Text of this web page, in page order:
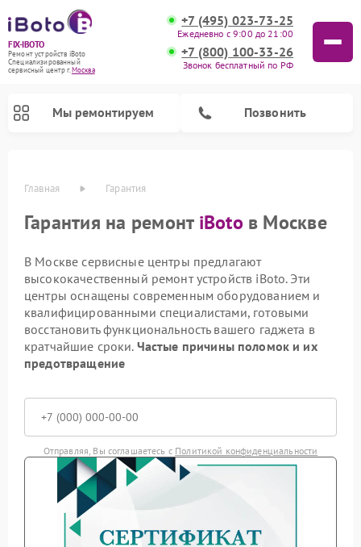
FIX-IBOTO
Ремонт устройств iBoto
Специализированный
cервисный центр г.Москва
+7 (495) 023-73-25
Ежедневно с 9:00 до 21:00
+7 (800) 100-33-26
Звонок бесплатный по РФ
Мы ремонтируем Позвонить
Главная Гарантия
Гарантия на ремонт iBoto в Москве
В Москве сервисные центры предлагают
высококачественный ремонт устройств iBoto. Эти
центры оснащены современным оборудованием и
квалифицированными специалистами, готовыми
восстановить функциональность вашего гаджета в
кратчайшие сроки. Частые причины поломок и их
предотвращение
Отправляя, Вы соглашаетесь с Политикой конфиденциальности